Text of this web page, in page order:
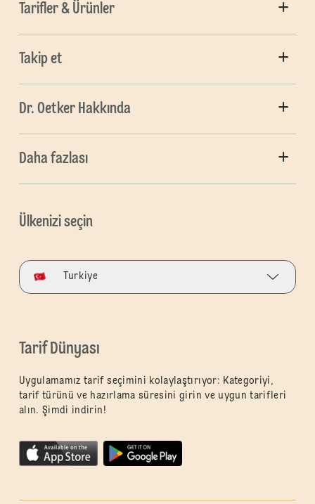
Tarifler & Ürünler
Takip et
Dr. Oetker Hakkında
Daha fazlası
Ülkenizi seçin
Turkiye
Tarif Dünyası
Uygulamamız tarif seçimini kolaylaştırıyor: Kategoriyi,
tarif türünü ve hazırlama süresini girin ve uygun tarifleri
alın. Şimdi indirin!